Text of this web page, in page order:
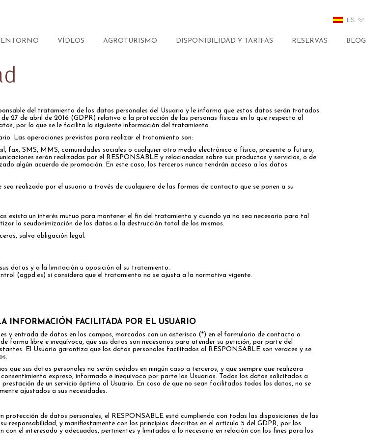
ES
ENTORNO VÍDEOS AGROTURISMO DISPONIBILIDAD Y TARIFAS RESERVAS BLOG
del tratamiento de los datos personales del Usuario y le informa que estos datos serán tratados
27 de abril de 2016 (GDPR) relativo a la protección de las personas físicas en lo que respecta al
por lo que se le facilita la siguiente información del tratamiento:
Las operaciones previstas para realizar el tratamiento son:
fax, SMS, MMS, comunidades sociales o cualquier otro medio electrónico o físico, presente o futuro,
serán realizadas por el RESPONSABLE y relacionadas sobre sus productos y servicios, o de
algún acuerdo de promoción. En este caso, los terceros nunca tendrán acceso a los datos
realizada por el usuario a través de cualquiera de las formas de contacto que se ponen a su
exista un interés mutuo para mantener el fin del tratamiento y cuando ya no sea necesario para tal
la seudonimización de los datos o la destrucción total de los mismos.
salvo obligación legal.
datos y a la limitación u oposición al su tratamiento.
(agpd.es) si considera que el tratamiento no se ajusta a la normativa vigente.
INFORMACIÓN FACILITADA POR EL USUARIO
y entrada de datos en los campos, marcados con un asterisco (*) en el formulario de contacto o
forma libre e inequívoca, que sus datos son necesarios para atender su petición, por parte del
El Usuario garantiza que los datos personales facilitados al RESPONSABLE son veraces y se
que sus datos personales no serán cedidos en ningún caso a terceros, y que siempre que realizara
expreso, informado e inequívoco por parte los Usuarios. Todos los datos solicitados a
de un servicio óptimo al Usuario. En caso de que no sean facilitados todos los datos, no se
ajustados a sus necesidades.
de datos personales, el RESPONSABLE está cumpliendo con todas las disposiciones de las
responsabilidad, y manifiestamente con los principios descritos en el artículo 5 del GDPR, por los
el interesado y adecuados, pertinentes y limitados a lo necesario en relación con los fines para los